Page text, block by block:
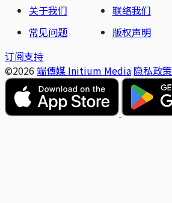
关于我们
联络我们
常见问题
版权声明
订阅支持
©2026 端傳媒 Initium Media 隐私政策